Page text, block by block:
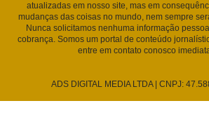
atualizadas em nosso site, mas em
mudanças das coisas no mundo, nem sempre
Nunca solicitamos nenhuma informação
cobrança. Somos um portal de conteúdo
entre em contato conosco
ADS DIGITAL MEDIA LTDA | CNPJ: